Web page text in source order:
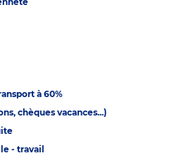
à 60%
chèques vacances...)
- travail